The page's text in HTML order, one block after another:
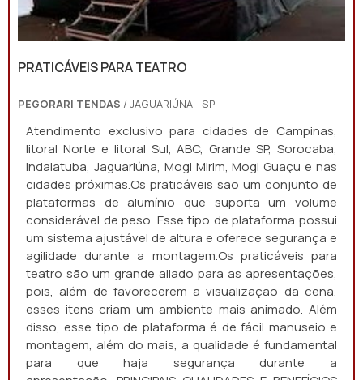
PRATICÁVEIS PARA TEATRO
PEGORARI TENDAS / JAGUARIÚNA - SP
Atendimento exclusivo para cidades de Campinas,
litoral Norte e litoral Sul, ABC, Grande SP, Sorocaba,
Indaiatuba, Jaguariúna, Mogi Mirim, Mogi Guaçu e nas
cidades próximas.Os praticáveis são um conjunto de
plataformas de alumínio que suporta um volume
considerável de peso. Esse tipo de plataforma possui
um sistema ajustável de altura e oferece segurança e
agilidade durante a montagem.Os praticáveis para
teatro são um grande aliado para as apresentações,
pois, além de favorecerem a visualização da cena,
esses itens criam um ambiente mais animado. Além
disso, esse tipo de plataforma é de fácil manuseio e
montagem, além do mais, a qualidade é fundamental
para que haja segurança durante a